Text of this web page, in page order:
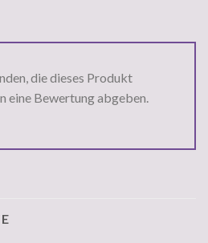
die dieses Produkt
eine Bewertung abgeben.